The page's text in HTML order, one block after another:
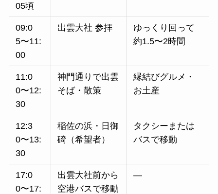
05頃
09:0
5〜11:
00
出雲大社 参拝
ゆっくり回って
約1.5〜2時間
11:0
0〜12:
30
神門通りで出雲
そば・散策
縁結びグルメ・
お土産
12:3
0〜13:
30
稲佐の浜・日御
碕（希望者）
タクシーまたは
バスで移動
17:0
0〜17:
出雲大社前から
空港バスで移動
—